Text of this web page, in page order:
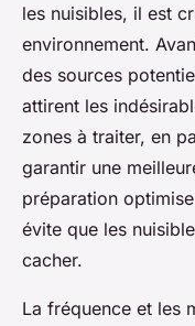
les nuisibles, il est
environnement.
des sources
attirent les
zones à traiter, en
garantir une
préparation
évite que les
cacher.
La fréquence et les